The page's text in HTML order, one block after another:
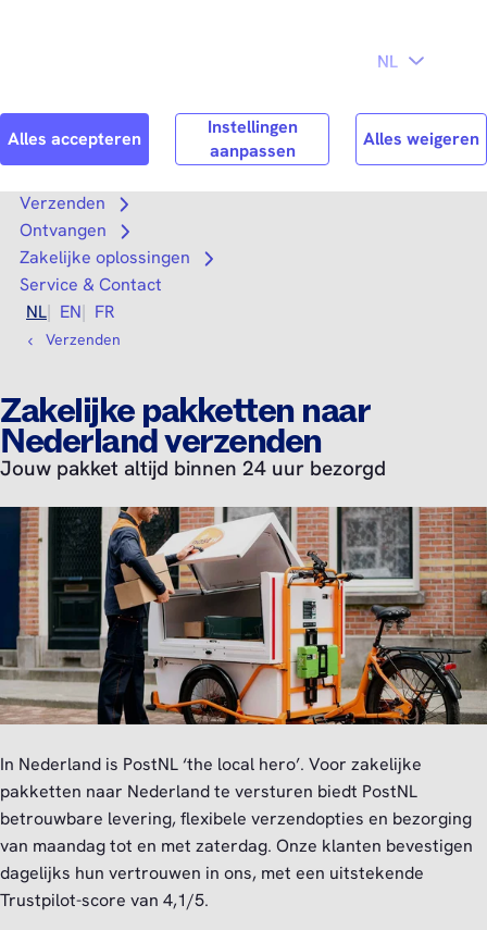
Search Zoek
Verzenden
Open submenu
Ontvangen
Open submenu
Zakelijke oplossingen
Open submenu
Service & Contact
NL
EN FR
Verzenden
Zakelijke pakketten naar
Nederland verzenden
Jouw pakket altijd binnen 24 uur bezorgd
In Nederland is PostNL ‘the local hero’. Voor zakelijke
pakketten naar Nederland te versturen biedt PostNL
betrouwbare levering, flexibele verzendopties en bezorging
van maandag tot en met zaterdag. Onze klanten bevestigen
dagelijks hun vertrouwen in ons, met een uitstekende
Trustpilot-score van 4,1/5.